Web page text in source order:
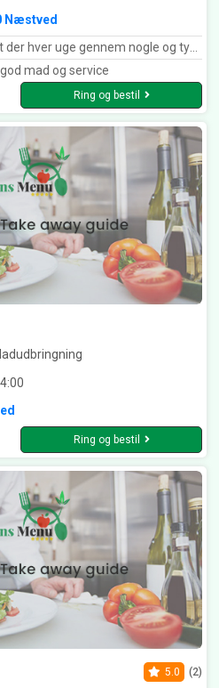
Næstved
og tyve år.. Kan stærkt anbefales. Altid perfekt og venlig betjening.
mad og service
Ring og bestil
Ring og bestil
5.0 (2)